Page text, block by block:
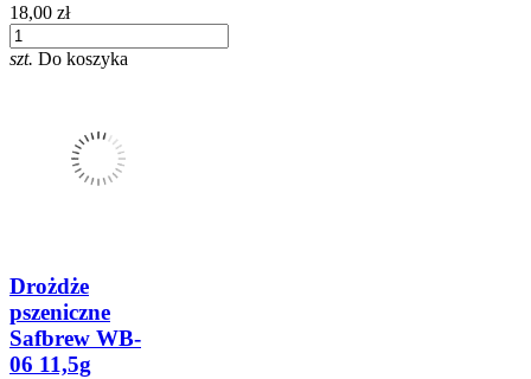
18,00 zł
szt. Do koszyka
Drożdże
pszeniczne
Safbrew WB-
06 11,5g